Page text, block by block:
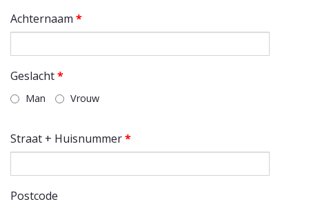
Achternaam *
Geslacht*
Man Vrouw
Straat + Huisnummer*
Postcode